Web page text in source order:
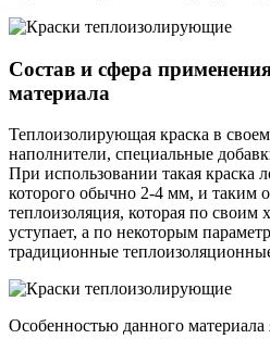
Состав и сфера
материала
Теплоизолирующая краска в своем
наполнители, специальные
При использовании такая краска
которого обычно 2-4 мм, и таким
теплоизоляция, которая по своим
уступает, а по некоторым
традиционные
Особенностью данного материала